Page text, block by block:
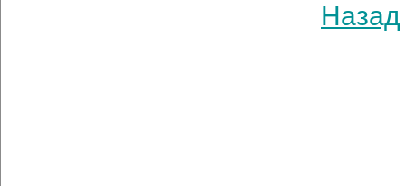
Назад